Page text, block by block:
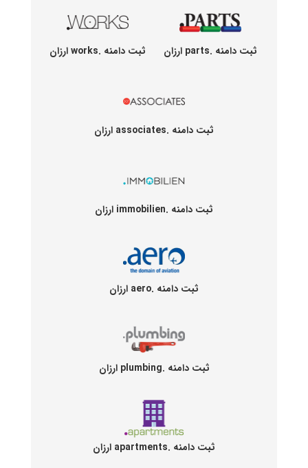
ثبت دامنه .parts ارزان ثبت دامنه .works ارزان
ثبت دامنه .associates ارزان
ثبت دامنه .immobilien ارزان
ثبت دامنه .aero ارزان
ثبت دامنه .plumbing ارزان
ثبت دامنه .apartments ارزان